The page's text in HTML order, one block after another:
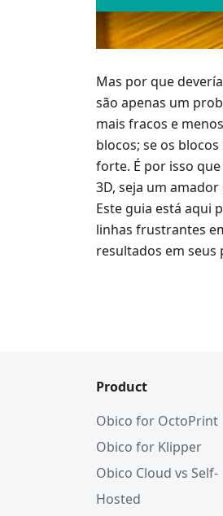
Mas por que
são apenas um
mais fracos e
blocos; se os
forte. É por isso
3D, seja um
Este guia está aqui
linhas frustrantes
resultados em seus
Product
Obico for OctoPrint
Obico for Klipper
Obico Cloud vs Self-
Hosted